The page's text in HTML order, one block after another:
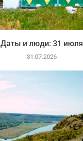
Даты и люди: 31 июля
31.07.2026